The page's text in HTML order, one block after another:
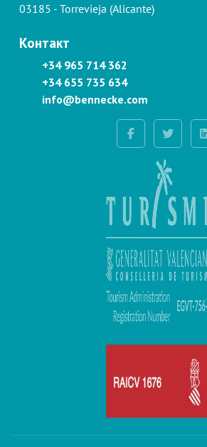
03185 - Torrevieja (Alicante)
Контакт
+34 965 714 362
+34 655 735 634
info@bennecke.com